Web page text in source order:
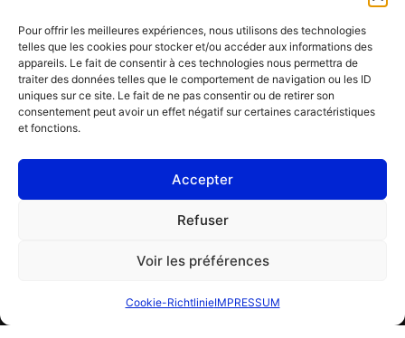
Pour offrir les meilleures expériences, nous utilisons des technologies
telles que les cookies pour stocker et/ou accéder aux informations des
appareils. Le fait de consentir à ces technologies nous permettra de
traiter des données telles que le comportement de navigation ou les ID
uniques sur ce site. Le fait de ne pas consentir ou de retirer son
consentement peut avoir un effet négatif sur certaines caractéristiques
et fonctions.
Accepter
Refuser
Voir les préférences
Cookie-RichtlinieIMPRESSUM
GESCHÄFTSKUNDE PRIVATPERSON
Finden Sie eine Garage